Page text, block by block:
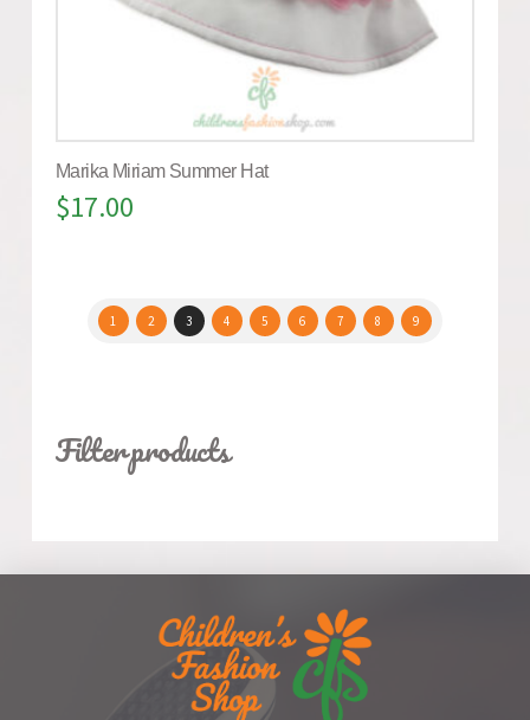
Marika Miriam Summer Hat
$17.00
1 2 3 4 5 6 7 8 9
Filter products